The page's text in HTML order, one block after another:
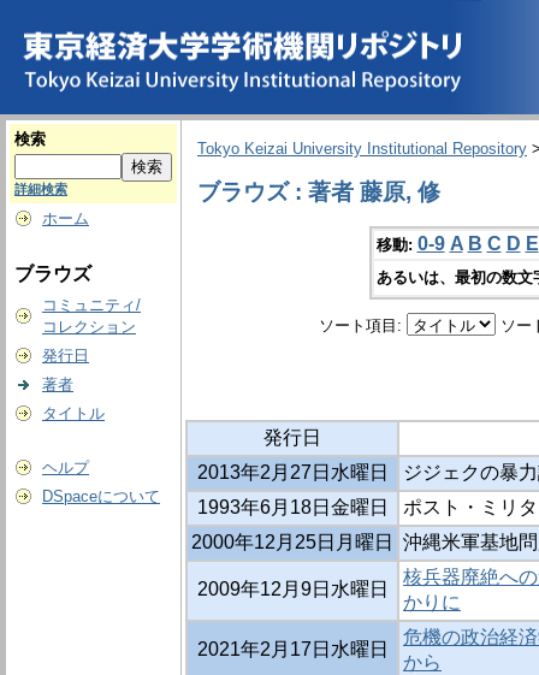
検索
詳細検索
ホーム
ブラウズ
コミュニティ/
コレクション
発行日
著者
タイトル
ヘルプ
DSpaceについて
Tokyo Keizai University Institutional Repository
ブラウズ : 著者 藤原, 修
移動: 0-9 A B C D E
あるいは、最初の数
ソート項目: ソー
発行日
2013年2月27日水曜日
ジジェクの暴
1993年6月18日金曜日
ポスト・ミリ
2000年12月25日月曜日
沖縄米軍基地
2009年12月9日水曜日
核兵器廃絶へ
かりに
2021年2月17日水曜日
危機の政治経
から